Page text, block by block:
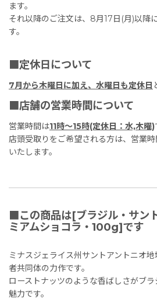
ます。
それ以降のご注文は、8月17日(月)以降
す。
■定休日について
7月から木曜日に加え、水曜日も定休日
■店舗の営業時間について
営業時間は11時〜15時(定休日：水,木曜)
店頭受取りをご希望される方は、営業
いたします。
■この商品は[ブラジル・サン
ミアムショコラ・100g]です
ミナスジェライス州サントアントニオ
者共同体の力作です。
ローストナッツのような香ばしさがブ
魅力です。